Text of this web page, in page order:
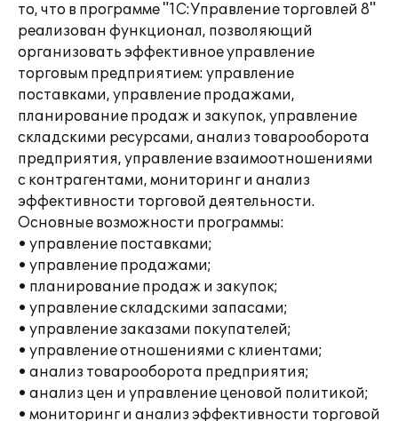
то, что в программе "1С:Управление торговлей 8"
реализован функционал, позволяющий
организовать эффективное управление
торговым предприятием: управление
поставками, управление продажами,
планирование продаж и закупок, управление
складскими ресурсами, анализ товарооборота
предприятия, управление взаимоотношениями
с контрагентами, мониторинг и анализ
эффективности торговой деятельности.
Основные возможности программы:
• управление поставками;
• управление продажами;
• планирование продаж и закупок;
• управление складскими запасами;
• управление заказами покупателей;
• управление отношениями с клиентами;
• анализ товарооборота предприятия;
• анализ цен и управление ценовой политикой;
• мониторинг и анализ эффективности торговой